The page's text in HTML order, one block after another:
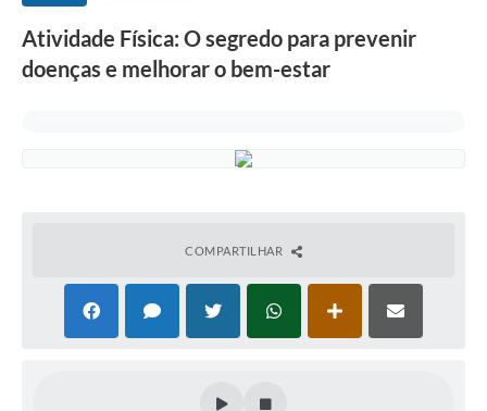
Atividade Física: O segredo para prevenir
doenças e melhorar o bem-estar
COMPARTILHAR